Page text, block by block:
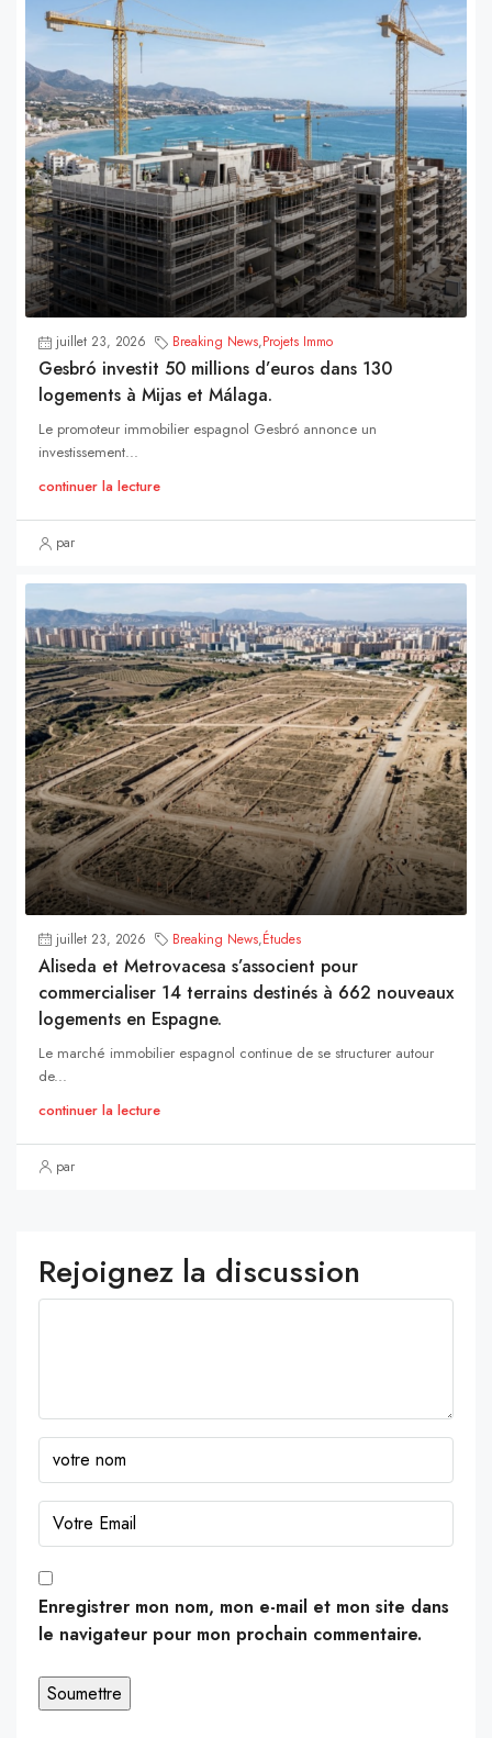
juillet 23, 2026 Breaking News,Projets Immo
Gesbró investit 50 millions d’euros dans 130
logements à Mijas et Málaga.
Le promoteur immobilier espagnol Gesbró annonce un
investissement...
continuer la lecture
par
juillet 23, 2026 Breaking News,Études
Aliseda et Metrovacesa s’associent pour
commercialiser 14 terrains destinés à 662 nouveaux
logements en Espagne.
Le marché immobilier espagnol continue de se structurer autour
de...
continuer la lecture
par
Rejoignez la discussion
Enregistrer mon nom, mon e-mail et mon site dans
le navigateur pour mon prochain commentaire.